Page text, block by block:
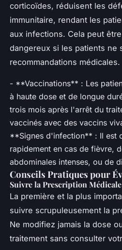
corticoïdes, réduisent les
immunitaire, rendant les
aux infections. Cela peut
dangereux si les patients ne
recommandations médicales.
- **Vaccinations** : Les
à haute dose et de longue
trois mois après l'arrêt du
vaccinés avec des vaccins
**Signes d'infection** : Il est
rapidement en cas de fièvre,
abdominales intenses, ou de
Conseils Pratiques pour
Suivre la Prescription Médicale
La première et la plus
suivre scrupuleusement la
Ne modifiez jamais la dose
traitement sans consulter